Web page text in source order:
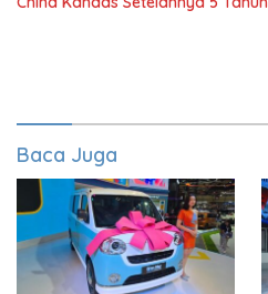
Baca Juga